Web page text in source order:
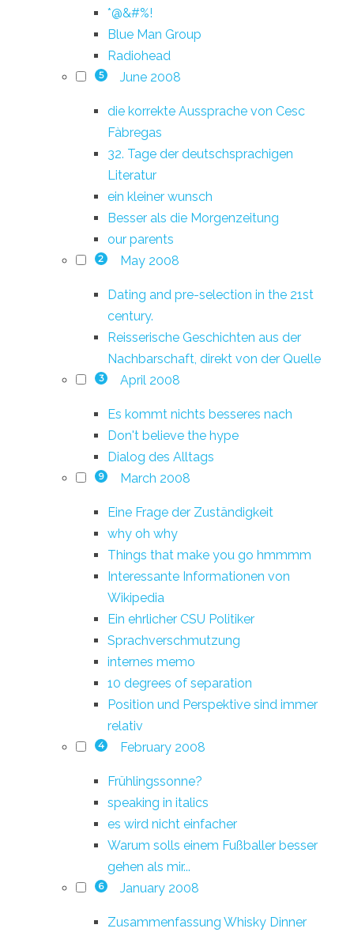
*@&#%!
Blue Man Group
Radiohead
5 June 2008
die korrekte Aussprache von Cesc
Fàbregas
32. Tage der deutschsprachigen
Literatur
ein kleiner wunsch
Besser als die Morgenzeitung
our parents
2 May 2008
Dating and pre-selection in the 21st
century.
Reisserische Geschichten aus der
Nachbarschaft, direkt von der Quelle
3 April 2008
Es kommt nichts besseres nach
Don't believe the hype
Dialog des Alltags
9 March 2008
Eine Frage der Zuständigkeit
why oh why
Things that make you go hmmmm
Interessante Informationen von
Wikipedia
Ein ehrlicher CSU Politiker
Sprachverschmutzung
internes memo
10 degrees of separation
Position und Perspektive sind immer
relativ
4 February 2008
Frühlingssonne?
speaking in italics
es wird nicht einfacher
Warum solls einem Fußballer besser
gehen als mir...
6 January 2008
Zusammenfassung Whisky Dinner